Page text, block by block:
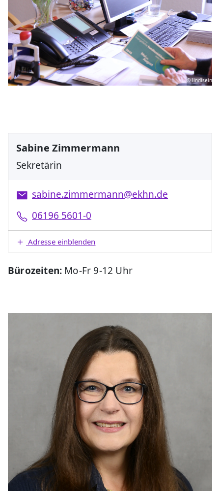
© lindisein
Sabine Zimmermann
Sekretärin
sabine.zimmermann@ekhn.de
06196 5601-0
Adresse einblenden
Bürozeiten: Mo-Fr 9-12 Uhr